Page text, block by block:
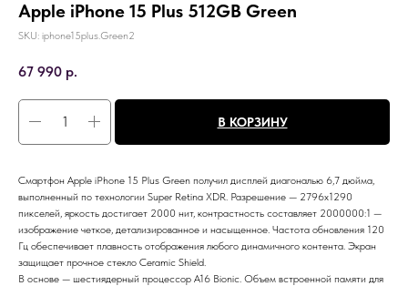
Apple iPhone 15 Plus 512GB Green
SKU: iphone15plus.Green2
67 990 р.
В КОРЗИНУ
Смартфон Apple iPhone 15 Plus Green получил дисплей диагональю 6,7 дюйма,
выполненный по технологии Super Retina XDR. Разрешение — 2796x1290
пикселей, яркость достигает 2000 нит, контрастность составляет 2000000:1 —
изображение четкое, детализированное и насыщенное. Частота обновления 120
Гц обеспечивает плавность отображения любого динамичного контента. Экран
защищает прочное стекло Ceramic Shield.
В основе — шестиядерный процессор A16 Bionic. Объем встроенной памяти для